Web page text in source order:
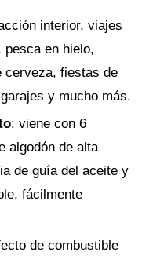
interior, viajes
en hielo,
cerveza, fiestas de
y mucho más.
: viene con 6
algodón de alta
de guía del aceite y
fácilmente
de combustible